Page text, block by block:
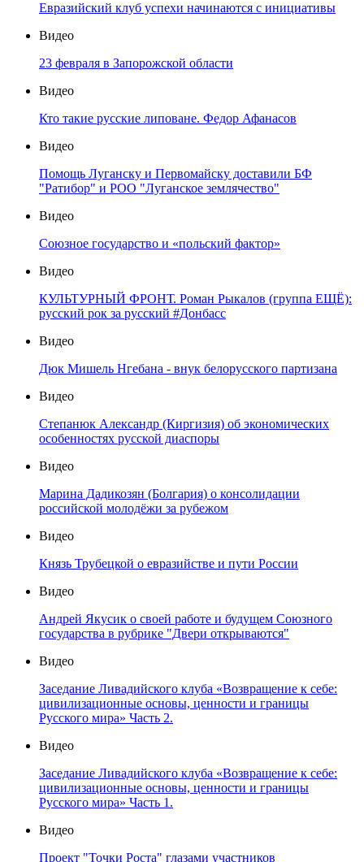
Евразийский клуб успехи начинаются с инициативы
Видео
23 февраля в Запорожской области
Видео
Кто такие русские липоване. Федор Афанасов
Видео
Помощь Луганску и Первомайску доставили БФ
"Ратибор" и РОО "Луганское землячество"
Видео
Союзное государство и «польский фактор»
Видео
КУЛЬТУРНЫЙ ФРОНТ. Роман Рыкалов (группа ЕЩЁ):
русский рок за русский #Донбасс
Видео
Дюк Мишель Нгебана - внук белорусского партизана
Видео
Степанюк Александр (Киргизия) об экономических
особенностях русской диаспоры
Видео
Марина Дадикозян (Болгария) о консолидации
российской молодёжи за рубежом
Видео
Князь Трубецкой о евразийстве и пути России
Видео
Андрей Якусик о своей работе и будущем Союзного
государства в рубрике "Двери открываются"
Видео
Заседание Ливадийского клуба «Возвращение к себе:
цивилизационные основы, ценности и границы
Русского мира» Часть 2.
Видео
Заседание Ливадийского клуба «Возвращение к себе:
цивилизационные основы, ценности и границы
Русского мира» Часть 1.
Видео
Проект "Точки Роста" глазами участников